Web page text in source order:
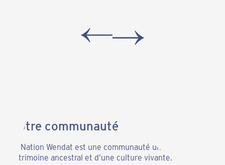
Notre communauté
La Nation Wendat est une communauté unie, forte d’un
patrimoine ancestral et d’une culture vivante. Cette